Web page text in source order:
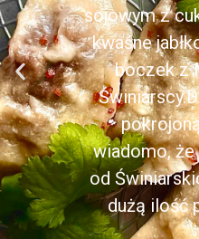
sojowym z
kwaśne
boczek z
wiadomo, że
od
dużą ilość